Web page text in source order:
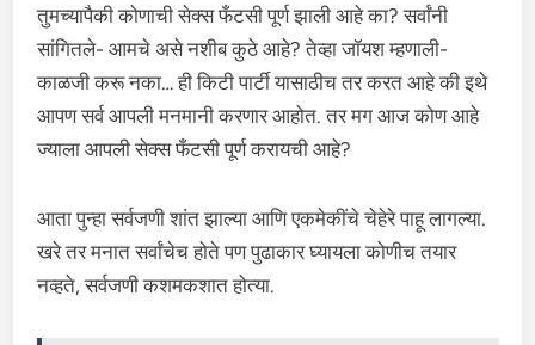
तुमच्यापैकी कोणाची सेक्स फँटसी पूर्ण झाली आहे का? सर्वांनी
सांगितले- आमचे असे नशीब कुठे आहे? तेव्हा जॉयश म्हणाली-
काळजी करू नका… ही किटी पार्टी यासाठीच तर करत आहे की इथे
आपण सर्व आपली मनमानी करणार आहोत. तर मग आज कोण आहे
ज्याला आपली सेक्स फँटसी पूर्ण करायची आहे?
आता पुन्हा सर्वजणी शांत झाल्या आणि एकमेकींचे चेहेरे पाहू लागल्या.
खरे तर मनात सर्वांचेच होते पण पुढाकार घ्यायला कोणीच तयार
नव्हते, सर्वजणी कशमकशात होत्या.